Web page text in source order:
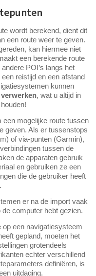
wordt berekend, dient dit
een route weer te geven.
kan hiermee niet
een berekende route
POI’s langs het
reistijd en een afstand
kunnen
, wat u altijd in
mogelijke route tussen
geven. Als er tussenstops
of via-punten (Garmin),
tussen de
de apparaten gebruik
en gebruiken ze een
die de gebruiker heeft
er na de import vaak
computer hebt gezien.
een navigatiesysteem
gepland, moeten het
grotendeels
echter verschillend
definiëren, is
uitdaging.